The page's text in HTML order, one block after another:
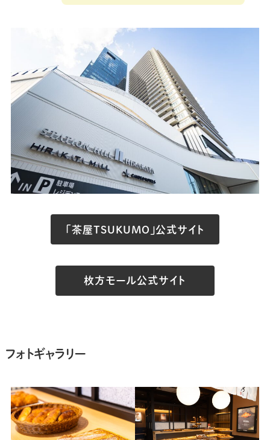
「茶屋TSUKUMO」公式サイト
枚方モール公式サイト
フォトギャラリー